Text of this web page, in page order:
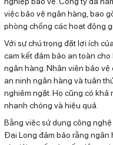
việc bảo vệ ngân hàng, bao
phòng chống các hoạt động
Với sự chú trọng đặt lợi ích
cam kết đảm bảo an toàn
ngân hàng. Nhân viên bảo
an ninh ngân hàng và tuân
nghiêm ngặt. Họ cũng có khả
nhanh chóng và hiệu quả.
Bằng việc sử dụng công
Đại Long đảm bảo rằng